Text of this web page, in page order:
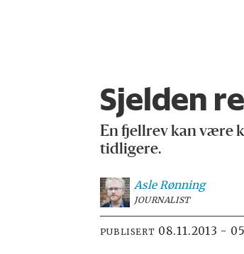
Sjelden
En fjellrev kan være
tidligere.
Asle Rønning
JOURNALIST
PUBLISERT 08.11.2013 -